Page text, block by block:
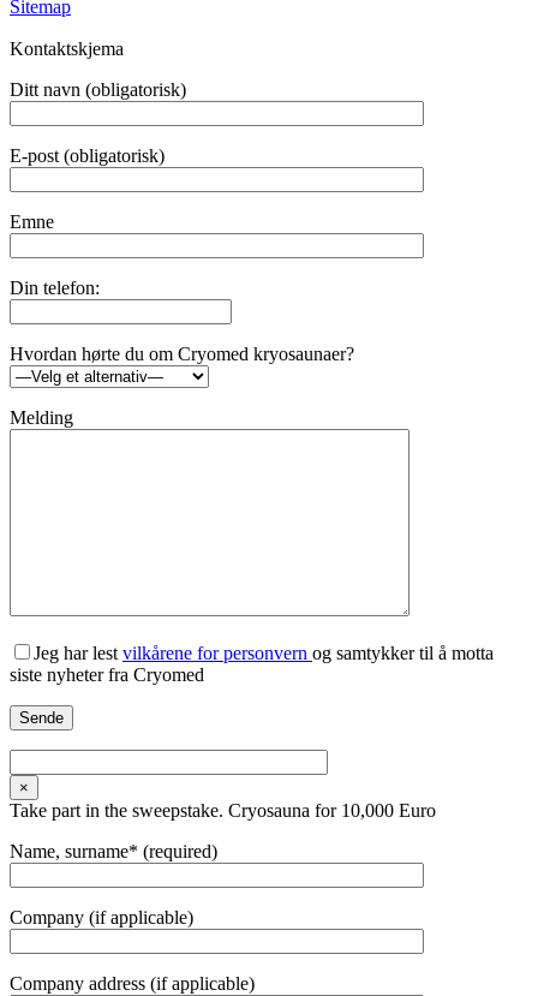
Sitemap
Kontaktskjema
Ditt navn (obligatorisk)
E-post (obligatorisk)
Emne
Din telefon:
Hvordan hørte du om Cryomed kryosaunaer?
Melding
Jeg har lest vilkårene for personvern og samtykker til å motta
siste nyheter fra Cryomed
×
Take part in the sweepstake. Cryosauna for 10,000 Euro
Name, surname* (required)
Company (if applicable)
Company address (if applicable)